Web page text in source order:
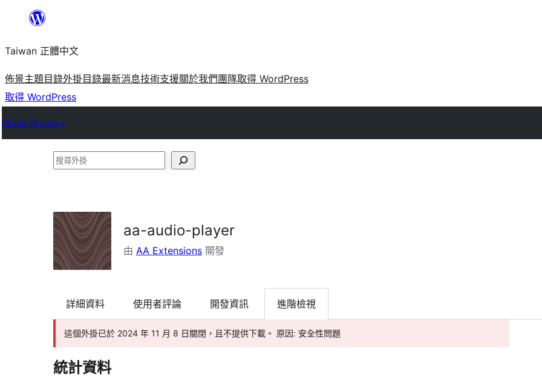
主
要
內
容
Taiwan 正體中文
佈景主題目錄外掛目錄最新消息技術支援關於我們 團隊取得 WordPress
取得 WordPress
Plugin Directory
搜
掛
aa-audio-player
由 AA Extensions 開發
詳細資料 使用者評論 開發資訊 進階檢視
這個外掛已於 2024 年 11 月 8 日關閉，且不提供下載。 原因: 安全性問題
統計資料